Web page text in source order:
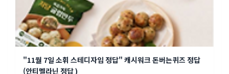
"11월 7일 소휘 스테디자임 정답" 캐시워크 돈버는퀴즈 정답
(안티멜라닌 정답 )